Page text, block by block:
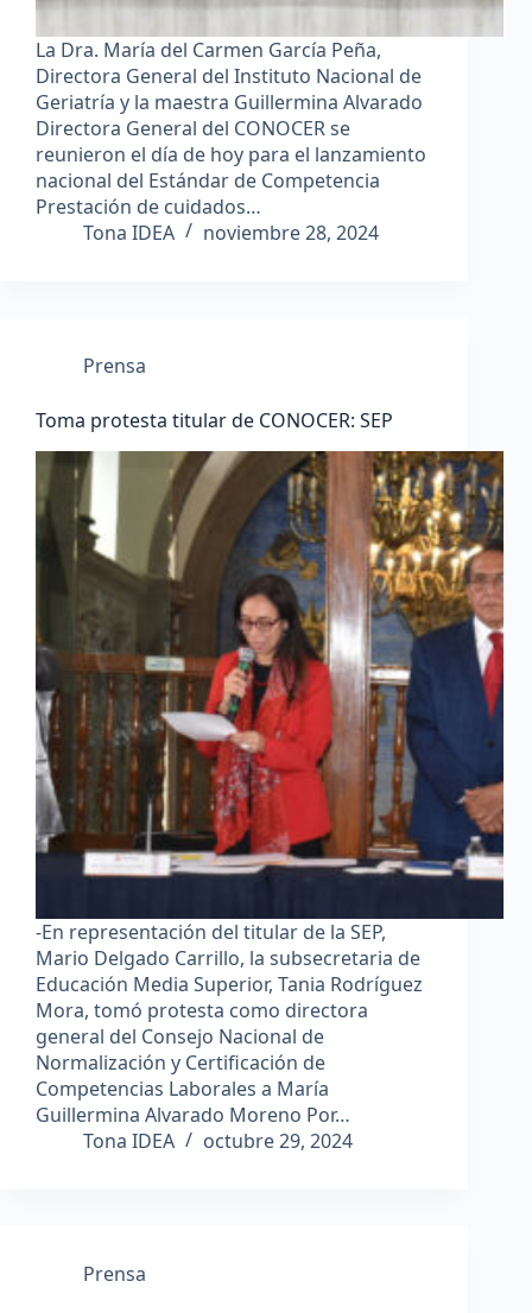
La Dra. María del Carmen García Peña,
Directora General del Instituto Nacional de
Geriatría y la maestra Guillermina Alvarado
Directora General del CONOCER se
reunieron el día de hoy para el lanzamiento
nacional del Estándar de Competencia
Prestación de cuidados…
Tona IDEA
noviembre 28, 2024
Prensa
Toma protesta titular de CONOCER: SEP
-En representación del titular de la SEP,
Mario Delgado Carrillo, la subsecretaria de
Educación Media Superior, Tania Rodríguez
Mora, tomó protesta como directora
general del Consejo Nacional de
Normalización y Certificación de
Competencias Laborales a María
Guillermina Alvarado Moreno Por…
Tona IDEA
octubre 29, 2024
Prensa